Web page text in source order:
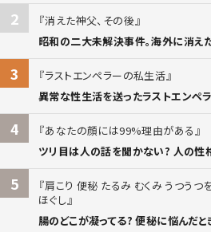
2
消えた神父、その後
昭和の二大未解決事件。海外に消えた
3
ラストエンペラーの私生活
異常な性生活を送ったラストエンペ
4
あなたの顔には99%理由がある
ツリ目は人の話を聞かない? 人の性
5
肩こり 便秘 たるみ むくみ うつうつ
ほぐし
腸のどこが凝ってる? 便秘に悩んだと